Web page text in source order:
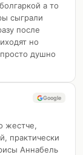
а то
сыграли
после
но
душно
Google
жестче,
практически
Аннабель